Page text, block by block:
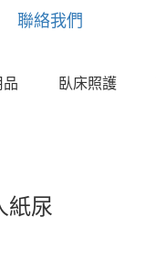
聯絡我們
臥床照護
紙尿